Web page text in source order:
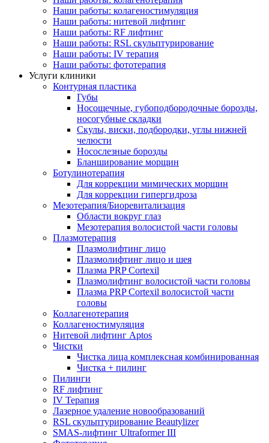
Наши работы: колагеностимуляция
Наши работы: нитевой лифтинг
Наши работы: RF лифтинг
Наши работы: RSL скульптурирование
Наши работы: IV терапия
Наши работы: фототерапия
Услуги клиники
Контурная пластика
Губы
Носощечные, губоподбородочные борозды,
носогубные складки
Скулы, виски, подбородки, углы нижней
челюсти
Носослезные борозды
Бланширование морщин
Ботулинотерапия
Для коррекции мимических морщин
Для коррекции гипергидроза
Мезотерапия/Биоревитализация
Области вокруг глаз
Мезотерапия волосистой части головы
Плазмотерапия
Плазмолифтинг лицо
Плазмолифтинг лицо и шея
Плазма PRP Cortexil
Плазмолифтинг волосистой части головы
Плазма PRP Cortexil волосистой части
головы
Коллагенотерапия
Коллагеностимуляция
Нитевой лифтинг Aptos
Чистки
Чистка лица комплексная комбинированная
Чистка + пилинг
Пилинги
RF лифтинг
IV Терапия
Лазерное удаление новообразований
RSL скульптурирование Beautylizer
SMAS-лифтинг Ultraformer III